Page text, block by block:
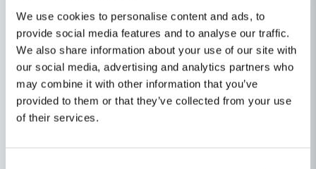
We use cookies to personalise content and ads, to
provide social media features and to analyse our traffic.
We also share information about your use of our site with
our social media, advertising and analytics partners who
may combine it with other information that you’ve
provided to them or that they’ve collected from your use
of their services.
Service all-inclusive. Ingår varje gång du köper ett
Festool-verktyg.--> Mer information
Ställ en produktfråga
question
Fråga oss något om denna produkten...
Relaterade kategorier